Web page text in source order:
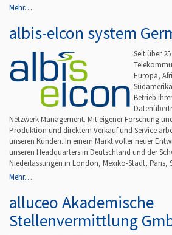
Mehr…
albis-elcon system
Seit über
Europa,
Betrieb
Netzwerk-Management. Mit eigener Forschung
Produktion und direktem Verkauf und Service
unseren Kunden. In einem Markt voller neuer
unseren Headquarters in Deutschland und der
Niederlassungen in London, Mexiko-Stadt, Paris,
Mehr…
alluceo Akademische
Stellenvermittlung